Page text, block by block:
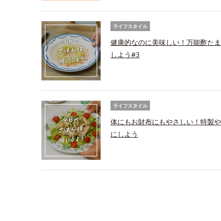
ライフスタイル
健康的なのに美味しい！万能酢た
しよう#3
ライフスタイル
体にもお財布にもやさしい！特製
にしよう